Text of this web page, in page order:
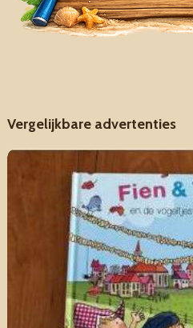
Vergelijkbare advertenties